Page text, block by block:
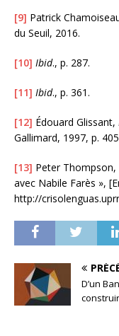
[9] Patrick
du Seuil, 2016.
[10] Ibid., p. 287.
[11] Ibid., p. 361.
[12] Édouard Glissant,
Gallimard, 1997, p.
[13] Peter Thompson,
avec Nabile Farès »,
http://
D’un